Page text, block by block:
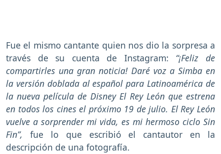
Fue el mismo cantante quien nos dio la sorpresa a
través de su cuenta de Instagram: “¡Feliz de
compartirles una gran noticia! Daré voz a Simba en
la versión doblada al español para Latinoamérica de
la nueva película de Disney El Rey León que estrena
en todos los cines el próximo 19 de julio. El Rey León
vuelve a sorprender mi vida, es mi hermoso ciclo Sin
Fin”, fue lo que escribió el cantautor en la
descripción de una fotografía.